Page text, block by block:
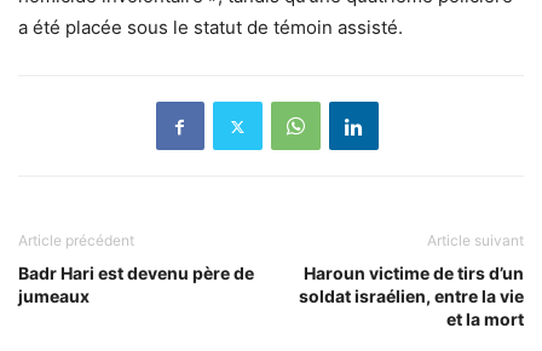
a été placée sous le statut de témoin assisté.
Article précédent
Badr Hari est devenu père de
jumeaux
Article suivant
Haroun victime de tirs d’un
soldat israélien, entre la vie
et la mort